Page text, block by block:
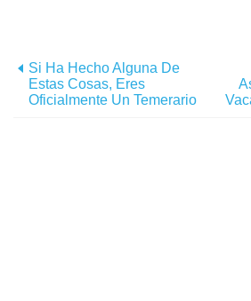
Si Ha Hecho Alguna De
Estas Cosas, Eres
Oficialmente Un Temerario